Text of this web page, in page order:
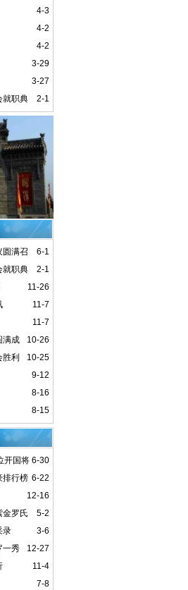
4-3
4-2
4-2
3-29
3-27
2-1
就职典
6-1
圆满召
2-1
就职典
11-26
11-7
11-7
10-26
满成
10-25
利
9-12
8-16
8-15
6-30
开国将
6-22
排行榜
12-16
5-2
金罗氏
3-6
录
12-27
一秀
11-4
7-8